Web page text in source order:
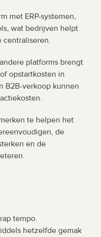
met ERP-systemen,
wat bedrijven helpt
centraliseren.
platforms brengt
opstartkosten in
B2B-verkoop kunnen
te helpen het
de
en de
tempo.
hetzelfde gemak